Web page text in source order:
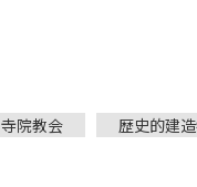
寺院教会
歴史的建